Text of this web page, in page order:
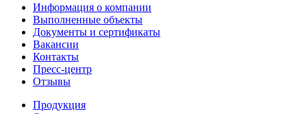
Информация о компании
Выполненные объекты
Документы и сертификаты
Вакансии
Контакты
Пресс-центр
Отзывы
Продукция